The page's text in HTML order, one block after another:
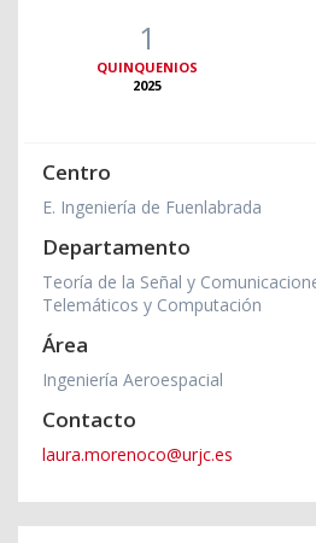
1
QUINQUENIOS
2025
Centro
E. Ingeniería de Fuenlabrada
Departamento
Teoría de la Señal y
Telemáticos y Computación
Área
Ingeniería Aeroespacial
Contacto
laura.morenoco@urjc.es